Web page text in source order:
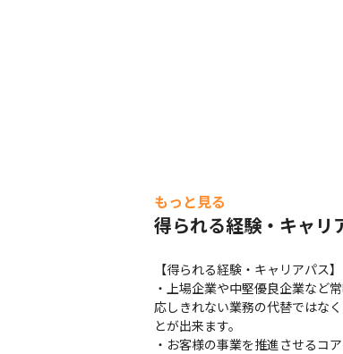
もっと見る
得られる経験・キャリ
【得られる経験・キャリアパス】
・上場企業や中堅優良企業など
応しきれない業務の代替ではな
とが出来ます。
・お客様の事業を推進させるコ